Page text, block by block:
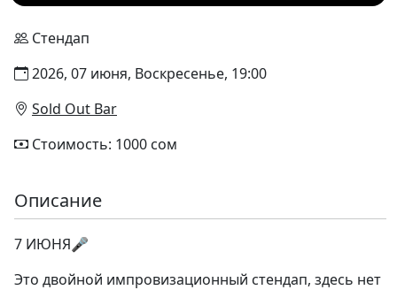
Стендап
2026, 07 июня, Воскресенье, 19:00
Sold Out Bar
Стоимость: 1000 сом
Описание
7 ИЮНЯ🎤
Это двойной импровизационный стендап, здесь нет